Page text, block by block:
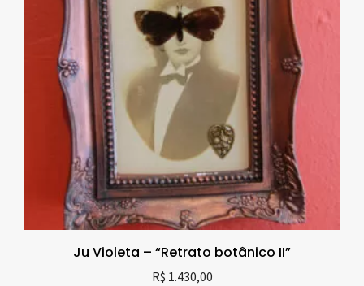
Ju Violeta – “Retrato botânico II”
R$ 1.430,00